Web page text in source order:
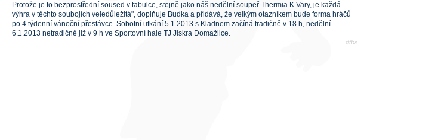
Protože je to bezprostřední soused v tabulce, stejně jako náš nedělní soupeř Thermia K.Vary, je každá
výhra v těchto soubojích veledůležitá", doplňuje Budka a přidává, že velkým otazníkem bude forma hráčů
po 4 týdenní vánoční přestávce. Sobotní utkání 5.1.2013 s Kladnem začíná tradičně v 18 h, nedělní
6.1.2013 netradičně již v 9 h ve Sportovní hale TJ Jiskra Domažlice.
#tbs